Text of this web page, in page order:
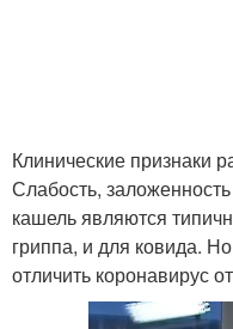
Клинические признаки
Слабость,
кашель являются
гриппа, и для ковида.
отличить коронавирус